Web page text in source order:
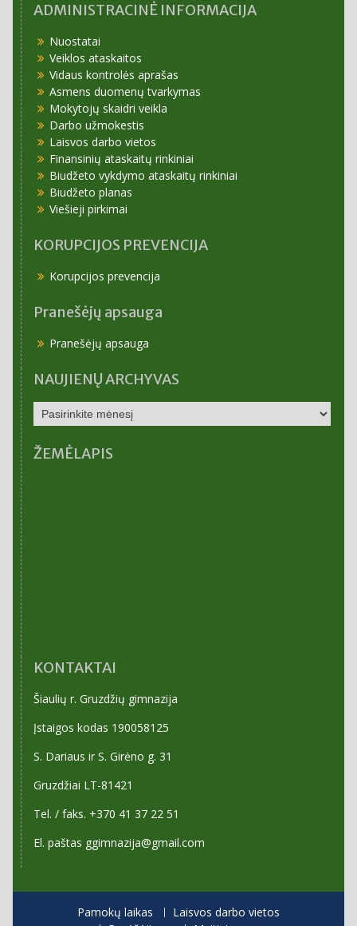
ADMINISTRACINĖ INFORMACIJA
Nuostatai
Veiklos ataskaitos
Vidaus kontrolės aprašas
Asmens duomenų tvarkymas
Mokytojų skaidri veikla
Darbo užmokestis
Laisvos darbo vietos
Finansinių ataskaitų rinkiniai
Biudžeto vykdymo ataskaitų rinkiniai
Biudžeto planas
Viešieji pirkimai
KORUPCIJOS PREVENCIJA
Korupcijos prevencija
Pranešėjų apsauga
Pranešėjų apsauga
NAUJIENŲ ARCHYVAS
NAUJIENŲ
ARCHYVAS
ŽEMĖLAPIS
KONTAKTAI
Šiaulių r. Gruzdžių gimnazija
Įstaigos kodas 190058125
S. Dariaus ir S. Girėno g. 31
Gruzdžiai LT-81421
Tel. / faks. +370 41 37 22 51
El. paštas ggimnazija@gmail.com
Pamokų laikas
Laisvos darbo vietos